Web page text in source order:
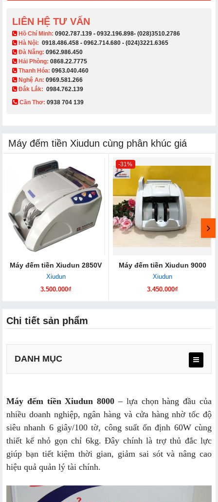
LIÊN HỆ TƯ VẤN
​ Hồ Chí Minh: 0902.787.139 - 0932.196.898- (028)3510.2786
Hà Nội: 0918.486.458 - 0962.714.680 - (024)3221.6365
Đà Nẵng: 0962.986.450
Hải Phòng: 0868.22.7775
Thanh Hóa: 0963.040.460
Nghệ An: 0969.581.266
Đắk Lắk: 0984.762.139
Cần Thơ: 0938 704 139​
Máy đếm tiền Xiudun cùng phân khúc giá
Máy đếm tiền Xiudun 2850V
Xiudun
3.500.000₫
-31%
Máy đếm tiền Xiudun 9000
Xiudun
3.450.000₫
Chi tiết sản phẩm
DANH MỤC
Máy đếm tiền Xiudun 8000 – lựa chọn hàng đầu của
nhiều doanh nghiệp, ngân hàng và cửa hàng nhờ tốc độ
siêu nhanh 6 giây/100 tờ, công suất ổn định 60W cùng
thiết kế nhỏ gọn chỉ 6kg. Đây chính là trợ thủ đắc lực
giúp bạn tiết kiệm thời gian, giảm sai sót và nâng cao
hiệu quả quản lý tài chính.